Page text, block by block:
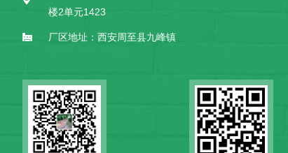
楼2单元1423
厂区地址：西安周至县九峰镇